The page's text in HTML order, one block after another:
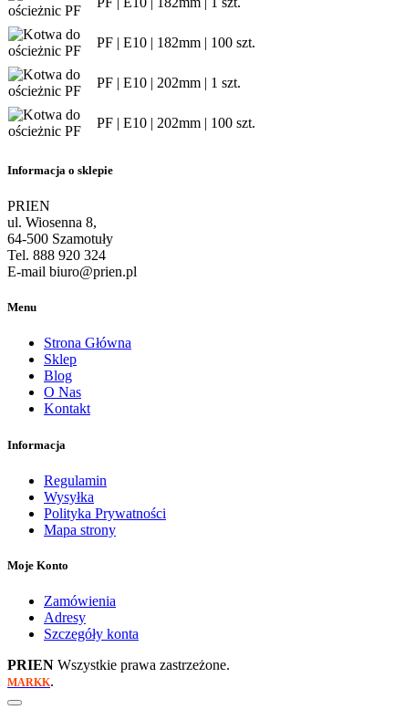
PF | E10 | 182mm | 100 szt.
PF | E10 | 202mm | 1 szt.
PF | E10 | 202mm | 100 szt.
Informacja o sklepie
PRIEN
ul. Wiosenna 8,
64-500 Szamotuły
Tel. 888 920 324
E-mail biuro@prien.pl
Menu
Strona Główna
Sklep
Blog
O Nas
Kontakt
Informacja
Regulamin
Wysyłka
Polityka Prywatności
Mapa strony
Moje Konto
Zamówienia
Adresy
Szczegóły konta
PRIEN Wszystkie prawa zastrzeżone.
MARKK.